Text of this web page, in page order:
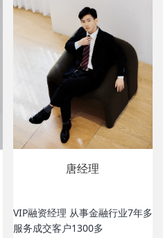
唐经理
VIP融资经理 从事金融行业7年多
服务成交客户1300多